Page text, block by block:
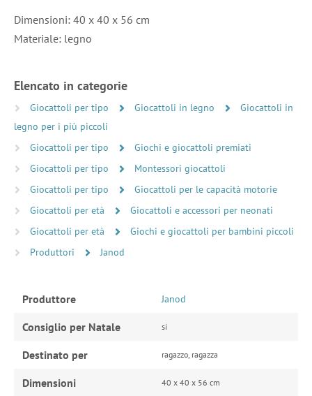
Dimensioni: 40 x 40 x 56 cm
Materiale: legno
Elencato in categorie
Giocattoli per tipo Giocattoli in legno
Giocattoli in
legno per i più piccoli
Giocattoli per tipo
Giochi e giocattoli premiati
Giocattoli per tipo
Montessori giocattoli
Giocattoli per tipo
Giocattoli per le capacità motorie
Giocattoli per età
Giocattoli e accessori per neonati
Giocattoli per età
Giochi e giocattoli per bambini piccoli
Produttori
Janod
Produttore Janod
Consiglio per Natale si
Destinato per ragazzo, ragazza
Dimensioni 40 x 40 x 56 cm